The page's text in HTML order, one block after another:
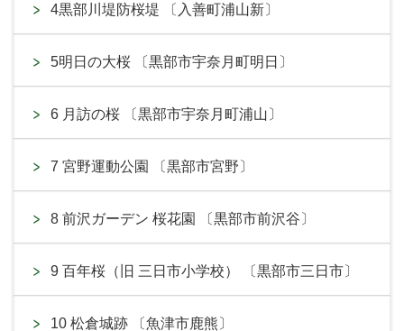
4黒部川堤防桜堤 〔入善町浦山新〕
5明日の大桜 〔黒部市宇奈月町明日〕
6 月訪の桜 〔黒部市宇奈月町浦山〕
7 宮野運動公園 〔黒部市宮野〕
8 前沢ガーデン 桜花園 〔黒部市前沢谷〕
9 百年桜（旧 三日市小学校） 〔黒部市三日市〕
10 松倉城跡 〔魚津市鹿熊〕